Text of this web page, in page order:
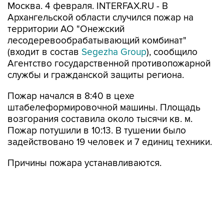
Москва. 4 февраля. INTERFAX.RU - В
Архангельской области случился пожар на
территории АО "Онежский
лесодеревообрабатывающий комбинат"
(входит в состав Segezha Group), сообщило
Агентство государственной противопожарной
службы и гражданской защиты региона.
Пожар начался в 8:40 в цехе
штабелеформировочной машины. Площадь
возгорания составила около тысячи кв. м.
Пожар потушили в 10:13. В тушении было
задействовано 19 человек и 7 единиц техники.
Причины пожара устанавливаются.